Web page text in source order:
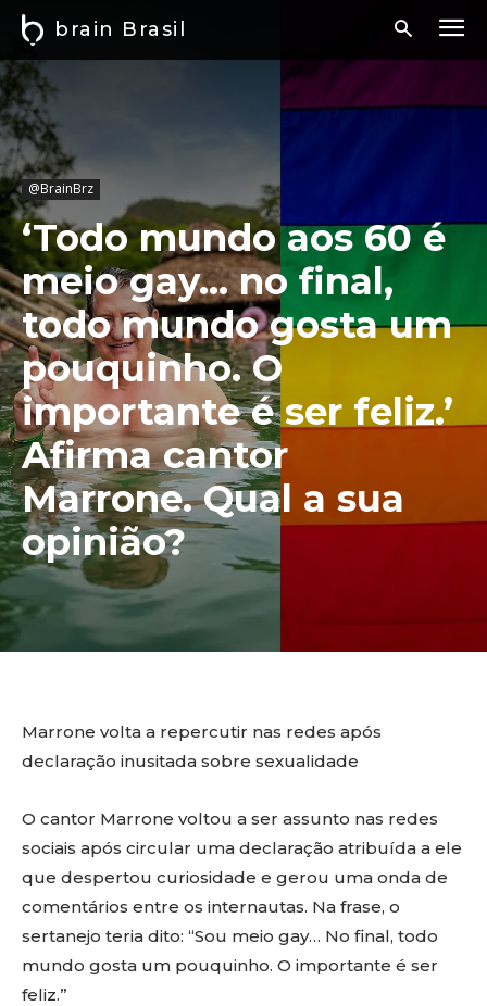
brain Brasil
@BrainBrz
‘Todo mundo aos 60 é
meio gay… no final,
todo mundo gosta um
pouquinho. O
importante é ser feliz.’
Afirma cantor
Marrone. Qual a sua
opinião?
Marrone volta a repercutir nas redes após
declaração inusitada sobre sexualidade
O cantor Marrone voltou a ser assunto nas redes
sociais após circular uma declaração atribuída a ele
que despertou curiosidade e gerou uma onda de
comentários entre os internautas. Na frase, o
sertanejo teria dito: “Sou meio gay… No final, todo
mundo gosta um pouquinho. O importante é ser
feliz.”